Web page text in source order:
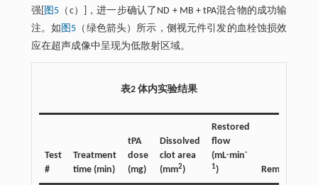
强[ 图5 （c）]，进一步确认了ND + MB + tPA混合物的成功输
注。如 图5 （绿色箭头）所示，侧视元件引发的血栓蚀损效
应在超声成像中呈现为低散射区域。
表2 体内实验结果
Test
#
Treatment
time (min)
tPA
dose
(mg)
Dissolved
clot area
(mm2)
Restored
flow
(mL∙min-
1) Remark